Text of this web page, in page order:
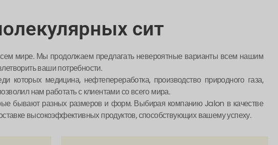
сит
мире. Мы продолжаем предлагать невероятные варианты всем нашим
ваши потребности.
медицина, нефтепереработка, производство природного газа,
нам работать с клиентами со всего мира.
бывают разных размеров и форм. Выбирая компанию Jalon в качестве
высокоэффективных продуктов, способствующих вашему успеху.